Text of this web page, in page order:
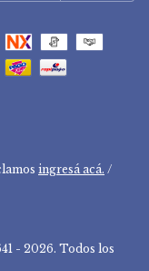
ingresá acá. /
- 2026. Todos los